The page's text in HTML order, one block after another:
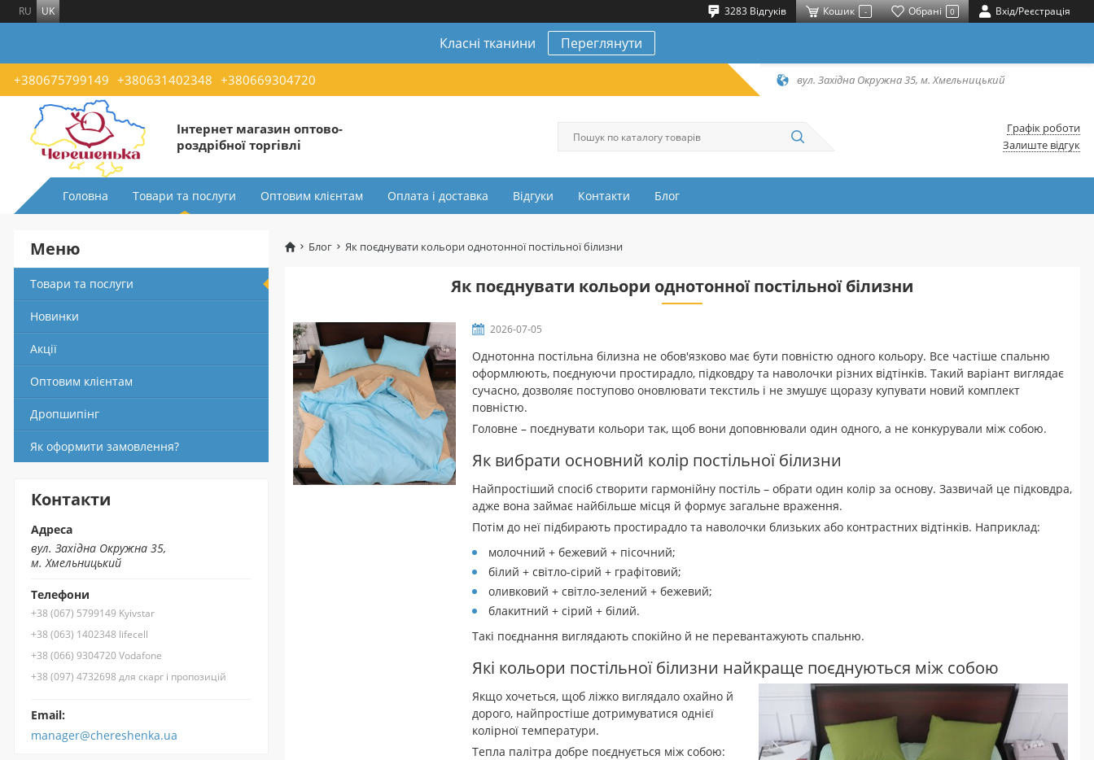
RU UK 3283 Відгуків Кошик - Обрані 0 Вхід/Реєстрація
Класні тканини Переглянути
+380675799149 +380631402348 +380669304720 вул. Західна Окружна 35, м. Хмельницький
Інтернет магазин оптово-
роздрібної торгівлі
Графік роботи
Залиште відгук
Головна Товари та послуги Оптовим клієнтам Оплата і доставка Відгуки Контакти Блог
Блог Як поєднувати кольори однотонної постільної білизни
Як поєднувати кольори однотонної постільної білизни
2026-07-05
Однотонна постільна білизна не обов'язково має бути повністю одного кольору. Все частіше спальню
оформлюють, поєднуючи простирадло, підковдру та наволочки різних відтінків. Такий варіант виглядає
сучасно, дозволяє поступово оновлювати текстиль і не змушує щоразу купувати новий комплект
повністю.
Головне – поєднувати кольори так, щоб вони доповнювали один одного, а не конкурували між собою.
Як вибрати основний колір постільної білизни
Найпростіший спосіб створити гармонійну постіль – обрати один колір за основу. Зазвичай це підковдра,
адже вона займає найбільше місця й формує загальне враження.
Потім до неї підбирають простирадло та наволочки близьких або контрастних відтінків. Наприклад:
молочний + бежевий + пісочний;
білий + світло-сірий + графітовий;
оливковий + світло-зелений + бежевий;
блакитний + сірий + білий.
Такі поєднання виглядають спокійно й не перевантажують спальню.
Які кольори постільної білизни найкраще поєднуються між собою
Якщо хочеться, щоб ліжко виглядало охайно й
дорого, найпростіше дотримуватися однієї
колірної температури.
Тепла палітра добре поєднується між собою:
Меню
Товари та послуги
Новинки
Акції
Оптовим клієнтам
Дропшипінг
Як оформити замовлення?
Контакти
Адреса
вул. Західна Окружна 35,
м. Хмельницький
Телефони
+38 (067) 5799149 Kyivstar
+38 (063) 1402348 lifecell
+38 (066) 9304720 Vodafone
+38 (097) 4732698 для скарг і пропозицій
Email:
manager@chereshenka.ua